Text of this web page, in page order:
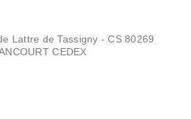
Lattre de Tassigny - CS 80269
CEDEX